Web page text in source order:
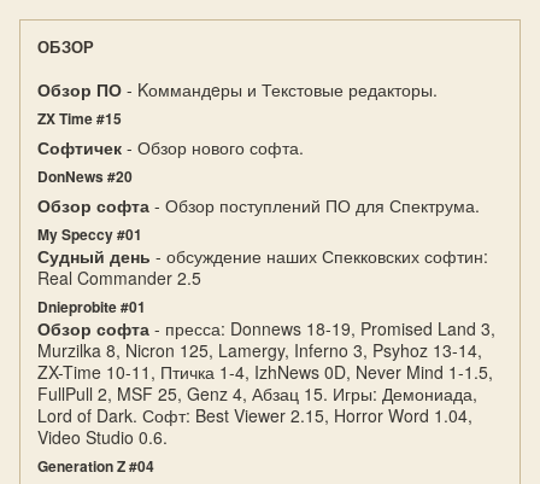
ОБЗОР
Обзор ПО - Kоммандeры и Текстовые редакторы.
ZX Time #15
Софтичек - Обзор нового софта.
DonNews #20
Обзор софта - Обзор поступлений ПО для Спектрума.
My Speccy #01
Судный день - обсуждение наших Спекковских софтин:
Real Commander 2.5
Dnieprobite #01
Обзор софта - пресса: Donnews 18-19, Promised Land 3,
Murzilka 8, Nicron 125, Lamergy, Inferno 3, Psyhoz 13-14,
ZX-Time 10-11, Птичка 1-4, IzhNews 0D, Never Mind 1-1.5,
FullPull 2, MSF 25, Genz 4, Абзац 15. Игры: Демониада,
Lord of Dark. Софт: Best Viewer 2.15, Horror Word 1.04,
Video Studio 0.6.
Generation Z #04